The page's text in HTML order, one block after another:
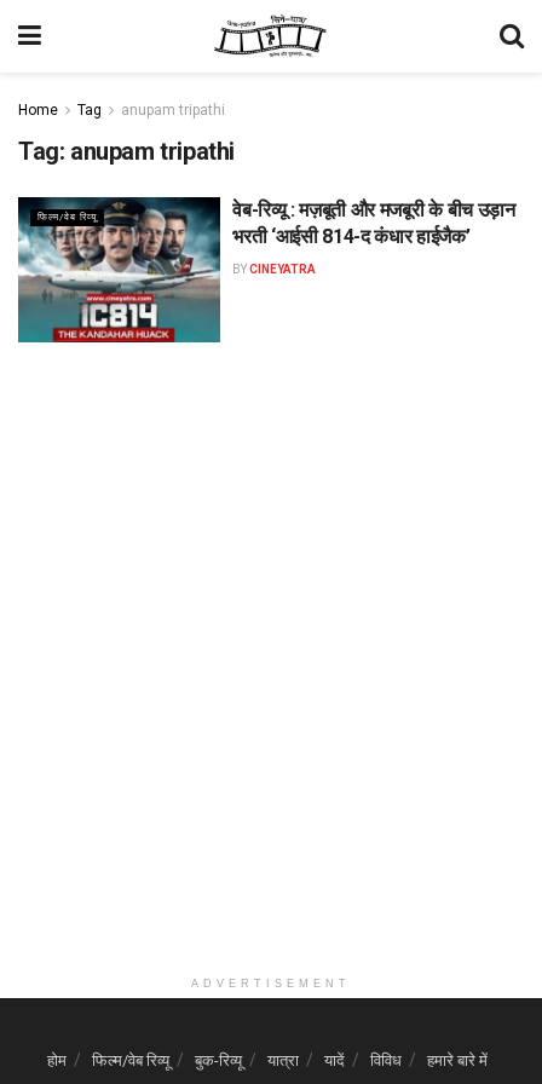
Home Tag anupam tripathi
Tag: anupam tripathi
फिल्म/वेब रिव्यू
वेब-रिव्यू : मज़बूती और मजबूरी के बीच उड़ान
भरती ‘आईसी 814-द कंधार हाईजैक’
BYCINEYATRA
ADVERTISEMENT
होम फिल्म/वेब रिव्यू बुक-रिव्यू यात्रा यादें विविध हमारे बारे में